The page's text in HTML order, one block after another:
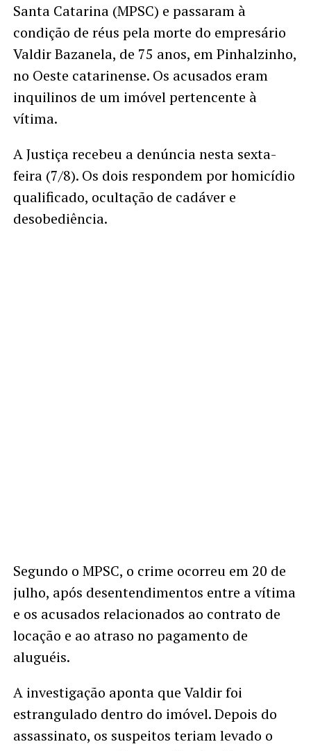
Santa Catarina (MPSC) e passaram à
condição de réus pela morte do empresário
Valdir Bazanela, de 75 anos, em Pinhalzinho,
no Oeste catarinense. Os acusados eram
inquilinos de um imóvel pertencente à
vítima.
A Justiça recebeu a denúncia nesta sexta-
feira (7/8). Os dois respondem por homicídio
qualificado, ocultação de cadáver e
desobediência.
Segundo o MPSC, o crime ocorreu em 20 de
julho, após desentendimentos entre a vítima
e os acusados relacionados ao contrato de
locação e ao atraso no pagamento de
aluguéis.
A investigação aponta que Valdir foi
estrangulado dentro do imóvel. Depois do
assassinato, os suspeitos teriam levado o